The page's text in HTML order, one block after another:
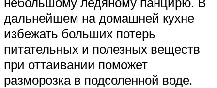
дальнейшем на домашней кухне
избежать больших потерь
питательных и полезных веществ
при оттаивании поможет
разморозка в подсоленной воде.